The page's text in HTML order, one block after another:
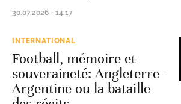
30.07.2026 - 14:17
INTERNATIONAL
Football, mémoire et
souveraineté: Angleterre–
Argentine ou la bataille